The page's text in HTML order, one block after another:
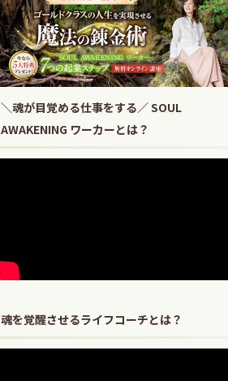
＼魂が目覚める仕事をする／ SOUL
AWAKENING ワーカーとは？
魂を覚醒させるライフコーチとは？